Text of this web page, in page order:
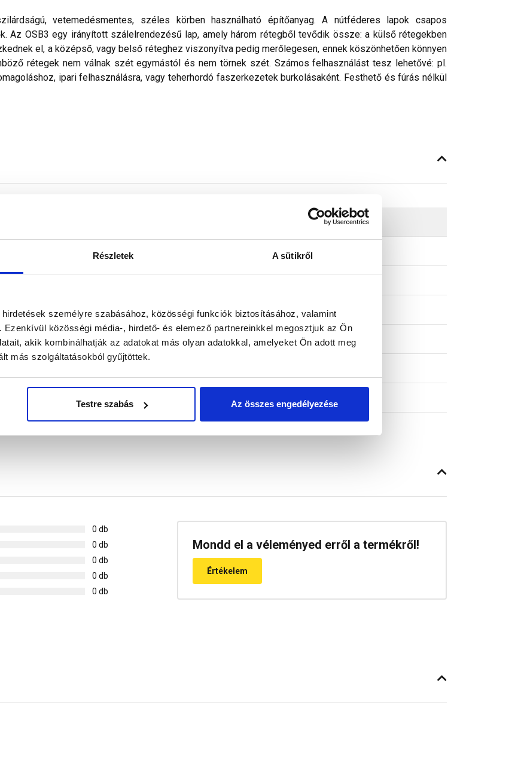
Részletek A sütikről
személyre szabásához, közösségi funkciók biztosításához, valamint
Ezenkívül közösségi média-, hirdető- és elemező partnereinkkel megosztjuk az Ön
akik kombinálhatják az adatokat más olyan adatokkal, amelyeket Ön adott meg
más szolgáltatásokból gyűjtöttek.
Testre szabás Az összes engedélyezése
vetemedésmentes, széles körben használható építőanyag. A nútféderes lapok csapos
Az OSB3 egy irányított szálelrendezésű lap, amely három rétegből tevődik össze: a külső rétegekben
el, a középső, vagy belső réteghez viszonyítva pedig merőlegesen, ennek köszönhetően könnyen
rétegek nem válnak szét egymástól és nem törnek szét. Számos felhasználást tesz lehetővé: pl.
ipari felhasználásra, vagy teherhordó faszerkezetek burkolásaként. Festhető és fúrás nélkül
AA5845967
beltér, kültér
18 mm
67,5x250 cm
0 db
0 db
0 db
0 db
0 db
Mondd el a véleményed erről a termékről!
Értékelem